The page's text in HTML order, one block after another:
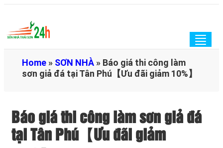
Home » SƠN NHÀ » Báo giá thi công làm
sơn giả đá tại Tân Phú【Ưu đãi giảm 10%】
Báo giá thi công làm sơn giả đá
tại Tân Phú【Ưu đãi giảm